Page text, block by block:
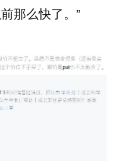
那么快了。”